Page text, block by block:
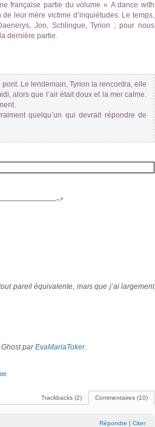
française partie du volume « A dance with
leur mère victime d’inquiétudes. Le temps,
Jon, Schlingue, Tyrion ; pour nous
dernière partie.
Le lendemain, Tyrion la rencontra, elle
alors que l’air était doux et la mer calme.
quelqu’un qui devrait répondre de
pareil équivalente, mais que j’ai largement
parEvaMariaToker.
Commentaires (10)
Trackbacks (2)
Répondre | Citer